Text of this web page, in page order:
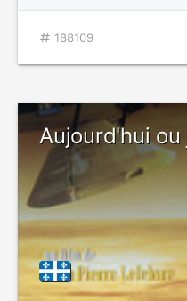
188109
Aujourd'hui ou